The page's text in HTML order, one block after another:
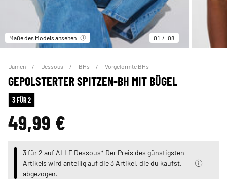
Maße des Models ansehen 01 08
Damen Dessous BHs Vorgeformte BHs
GEPOLSTERTER SPITZEN-BH MIT BÜGEL
3 FÜR 2
49,99 €
3 für 2 auf ALLE Dessous* Der Preis des günstigsten
Artikels wird anteilig auf die 3 Artikel, die du kaufst,
abgezogen.